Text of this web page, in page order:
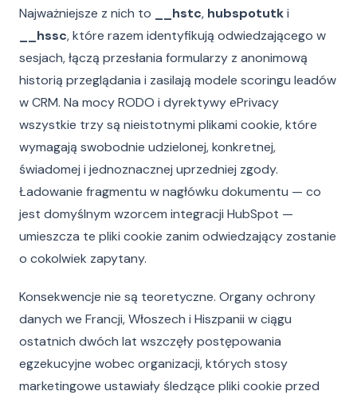
Najważniejsze z nich to
__hstc, hubspotutki
__hssc, które razem identyfikują odwiedzającego w
sesjach, łączą przesłania formularzy z anonimową
historią przeglądania i zasilają modele scoringu leadów
w CRM. Na mocy RODO i dyrektywy ePrivacy
wszystkie trzy są nieistotnymi plikami cookie, które
wymagają swobodnie udzielonej, konkretnej,
świadomej i jednoznacznej uprzedniej zgody.
Ładowanie fragmentu w nagłówku dokumentu — co
jest domyślnym wzorcem integracji HubSpot —
umieszcza te pliki cookie zanim odwiedzający zostanie
o cokolwiek zapytany.
Konsekwencje nie są teoretyczne. Organy ochrony
danych we Francji, Włoszech i Hiszpanii w ciągu
ostatnich dwóch lat wszczęły postępowania
egzekucyjne wobec organizacji, których stosy
marketingowe ustawiały śledzące pliki cookie przed